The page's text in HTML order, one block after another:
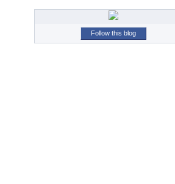
Follow this blog